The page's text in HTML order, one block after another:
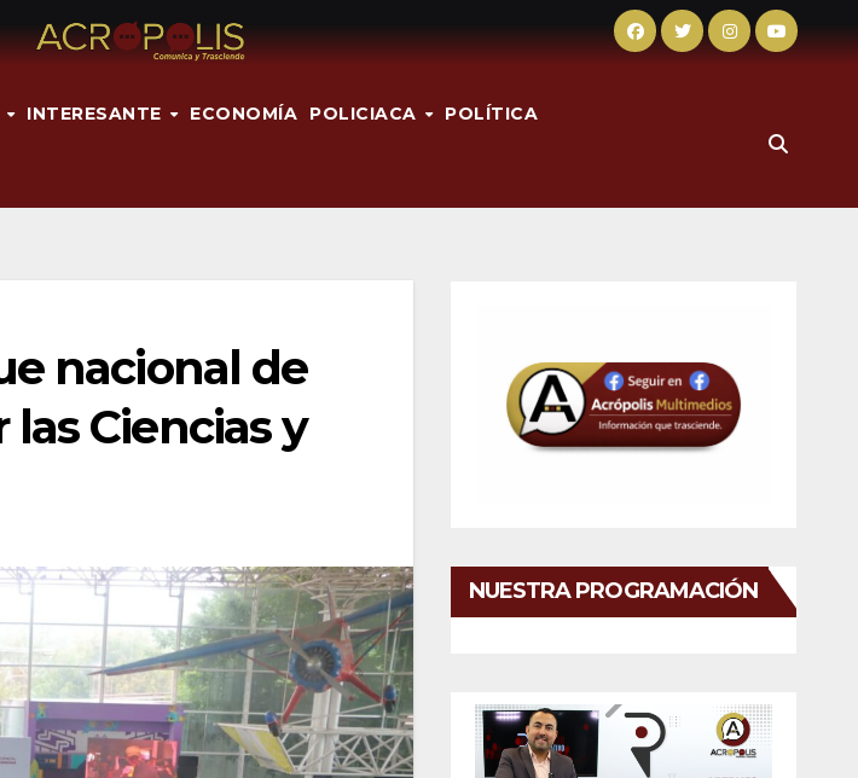
INTERESANTE ECONOMÍA POLICIACA POLÍTICA
nacional de
Ciencias y
NUESTRA PROGRAMACIÓN